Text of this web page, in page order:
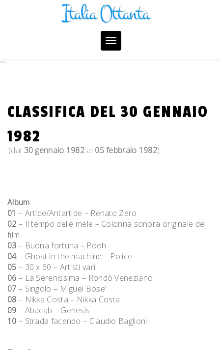
Toggle
navigation
```
CLASSIFICA DEL 30 GENNAIO
1982
(dal 30 gennaio 1982 al 05 febbraio 1982)
Album
01 – Artide/Antartide – Renato Zero
02 – Il tempo delle mele – Colonna sonora originale del
film
03 – Buona fortuna – Pooh
04– Ghost in the machine – Police
05 – 30 x 60 – Artisti vari
06 – La Serenissima – Rondò Veneziano
07 – Singolo – Miguel Bose’
08 – Nikka Costa – Nikka Costa
09 – Abacab – Genesis
10 – Strada facendo – Claudio Baglioni